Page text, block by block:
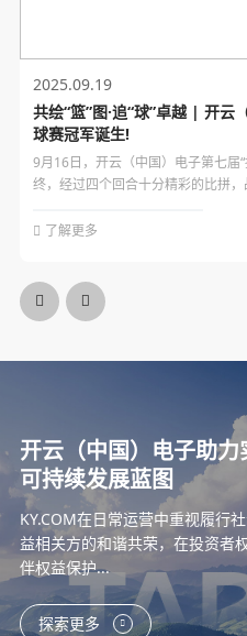
2025.09.19
共绘“篮”图·追“球”卓越 | 开云
球赛冠军诞生!
9月16日，开云（中国）电子第七届
终，经过四个回合十分精彩的比拼，
了解更多
开云（中国）电子助力
可持续发展蓝图
KY.COM在日常运营中重视履行
益相关方的和谐共荣，在投资者
伴权益保护...
探索更多